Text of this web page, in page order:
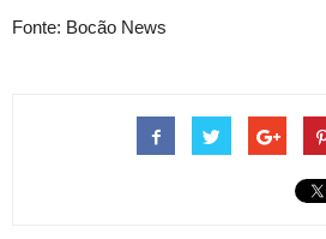
Fonte: Bocão News